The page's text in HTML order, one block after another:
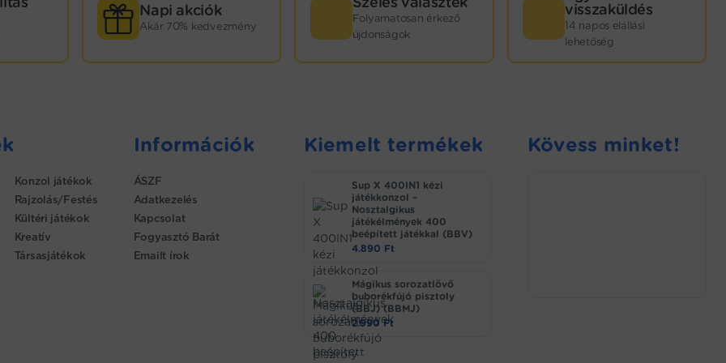
Napi akciók
Akár 70% kedvezmény
Folyamatosan érkező
újdonságok
visszaküldés
14 napos elállási
lehetőség
Konzol játékok
Rajzolás/Festés
Kültéri játékok
Kreatív
Társasjátékok
Információk
ÁSZF
Adatkezelés
Kapcsolat
Fogyasztó Barát
Emailt írok
Kiemelt termékek
Sup X 400IN1 kézi
játékkonzol –
Nosztalgikus
játékélmények 400
beépített játékkal (BBV)
4.890 Ft
Mágikus sorozatlövő
buborékfújó pisztoly
(BBJ) (BBMJ)
2.990Ft
Kövess minket!